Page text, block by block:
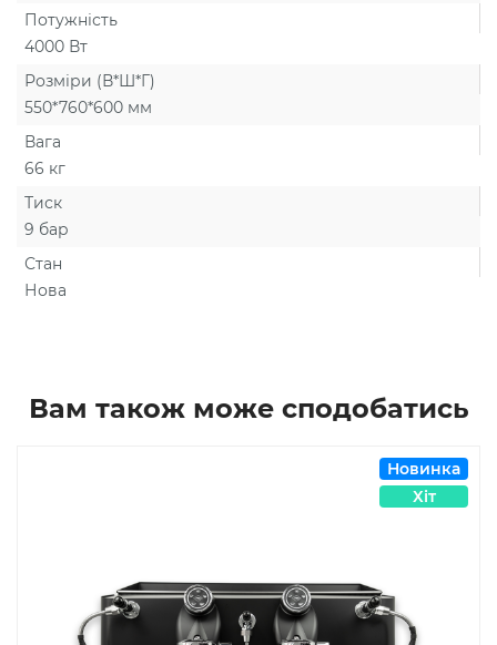
Потужність
4000 Вт
Розміри (В*Ш*Г)
550*760*600 мм
Вага
66 кг
Тиск
9 бар
Стан
Нова
Вам також може сподобатись
Новинка
Хіт